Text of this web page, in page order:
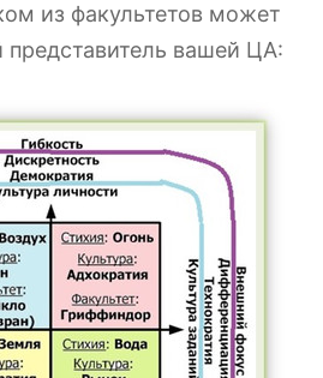
из факультетов может
представитель вашей ЦА: